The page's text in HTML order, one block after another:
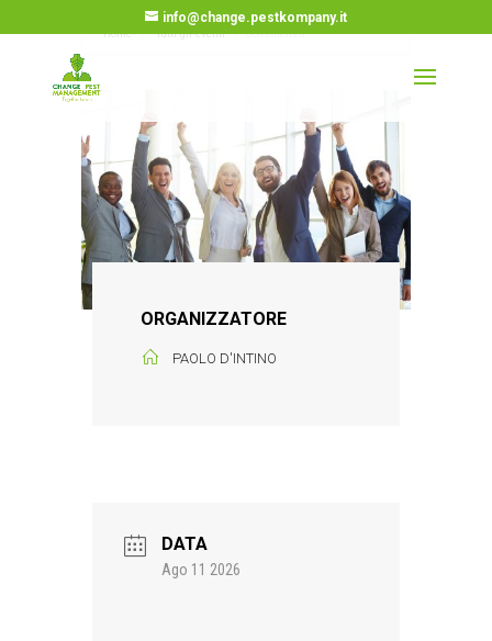
info@change.pestkompany.it
Home Tutti gli eventi Consulenza
ORGANIZZATORE
PAOLO D'INTINO
DATA
Ago 11 2026